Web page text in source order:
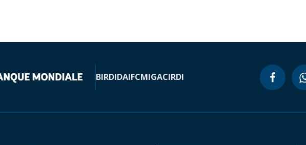
BIRDIDAIFCMIGACIRDI